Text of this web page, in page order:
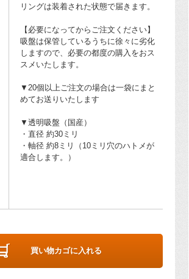
リングは装着された状態で届きます。
【必要になってからご注文ください】
吸盤は保管しているうちに徐々に劣化
しますので、必要の都度の購入をおス
スメいたします。
▼20個以上ご注文の場合は一袋にまと
めてお送りいたします
▼透明吸盤（国産）
・直径 約30ミリ
・軸径 約8ミリ（10ミリ穴のハトメが
適合します。）
買い物カゴに入れる